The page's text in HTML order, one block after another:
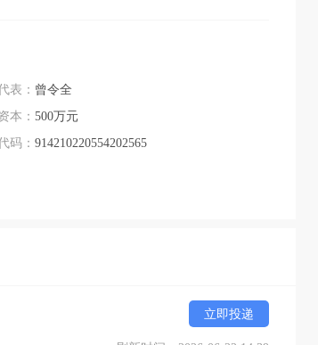
表： 曾令全
本： 500万元
码： 914210220554202565
立即投递